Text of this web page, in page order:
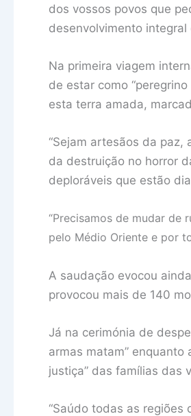
dos vossos povos que
desenvolvimento integral
Na primeira viagem
de estar como
esta terra amada,
“Sejam artesãos da
da destruição no horror
deploráveis que estão
“Precisamos de mudar de
pelo Médio Oriente e por
A saudação evocou
provocou mais de 140
Já na cerimónia de
armas matam”
justiça” das famílias das
“Saúdo todas as